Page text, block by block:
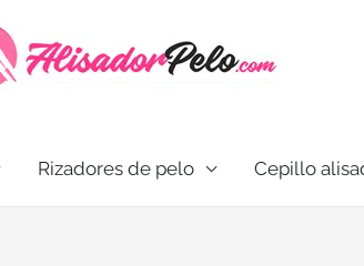
Rizadores de pelo Cepillo